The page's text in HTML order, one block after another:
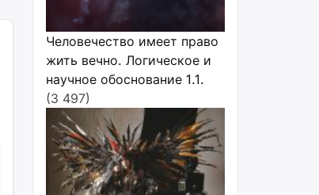
Человечество имеет право
жить вечно. Логическое и
научное обоснование 1.1.
(3 497)